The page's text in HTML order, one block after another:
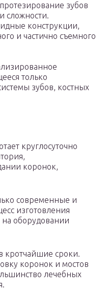
зубов
сложности.
конструкции,
и частично съемного
только
зубов, костных
круглосуточно
коронок,
современные и
изготовления
оборудовании
кротчайшие сроки.
коронок и мостов
лечебных